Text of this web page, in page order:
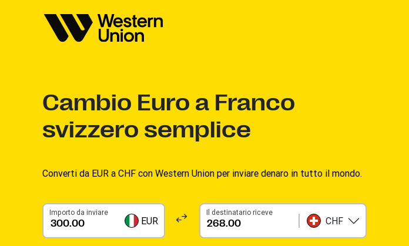
Cambio Euro a Franco
svizzero semplice
Converti da EUR a CHF con Western Union per inviare denaro in tutto il mondo.
Importo da inviare
EUR
Il destinatario riceve
CHF